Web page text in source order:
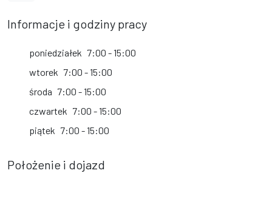
Informacje i godziny pracy
poniedziałek 7:00 - 15:00
wtorek 7:00 - 15:00
środa 7:00 - 15:00
czwartek 7:00 - 15:00
piątek 7:00 - 15:00
Położenie i dojazd